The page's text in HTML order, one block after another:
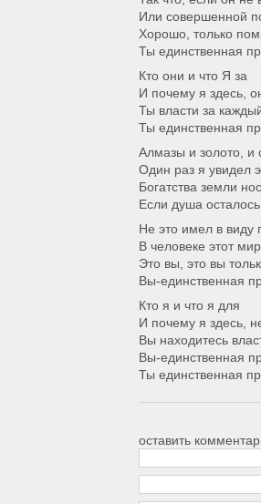
Или совершенной
Хорошо, только
Ты единственная
Кто они и что Я за
И почему я здесь,
Ты власти за
Ты единственная
Алмазы и золото, и
Один раз я увидел
Богатства земли
Если душа
Не это имел в виду
В человеке этот
Это вы, это вы
Вы-единственная
Кто я и что я для
И почему я здесь,
Вы находитесь
Вы-единственная
Ты единственная
оставить